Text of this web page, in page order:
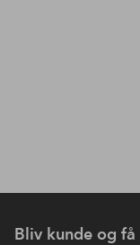
Bliv kunde og få